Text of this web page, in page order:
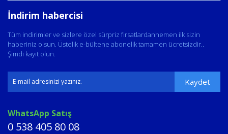
İndirim habercisi
Tüm indirimler ve sizlere özel sürpriz fırsatlardanhemen ilk sizin
haberiniz olsun. Üstelik e-bültene abonelik tamamen ücretsizdir..
Şimdi kayıt olun.
Kaydet
WhatsApp Satış
0 538 405 80 08